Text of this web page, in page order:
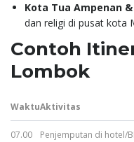
Kota Tua Ampenan
dan religi di pusat kota
Contoh
Lombok
WaktuAktivitas
07.00 Penjemputan di hotel/